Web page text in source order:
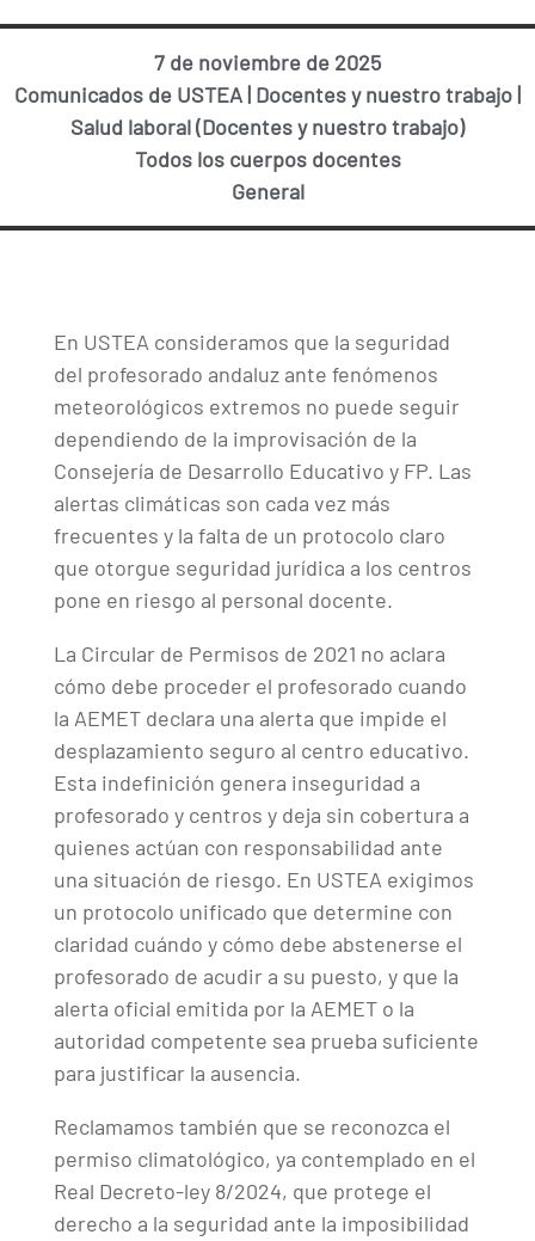
7 de noviembre de 2025
Comunicados de USTEA | Docentes y nuestro trabajo |
Salud laboral (Docentes y nuestro trabajo)
Todos los cuerpos docentes
General
En USTEA consideramos que la seguridad
del profesorado andaluz ante fenómenos
meteorológicos extremos no puede seguir
dependiendo de la improvisación de la
Consejería de Desarrollo Educativo y FP. Las
alertas climáticas son cada vez más
frecuentes y la falta de un protocolo claro
que otorgue seguridad jurídica a los centros
pone en riesgo al personal docente.
La Circular de Permisos de 2021 no aclara
cómo debe proceder el profesorado cuando
la AEMET declara una alerta que impide el
desplazamiento seguro al centro educativo.
Esta indefinición genera inseguridad a
profesorado y centros y deja sin cobertura a
quienes actúan con responsabilidad ante
una situación de riesgo. En USTEA exigimos
un protocolo unificado que determine con
claridad cuándo y cómo debe abstenerse el
profesorado de acudir a su puesto, y que la
alerta oficial emitida por la AEMET o la
autoridad competente sea prueba suficiente
para justificar la ausencia.
Reclamamos también que se reconozca el
permiso climatológico, ya contemplado en el
Real Decreto-ley 8/2024, que protege el
derecho a la seguridad ante la imposibilidad